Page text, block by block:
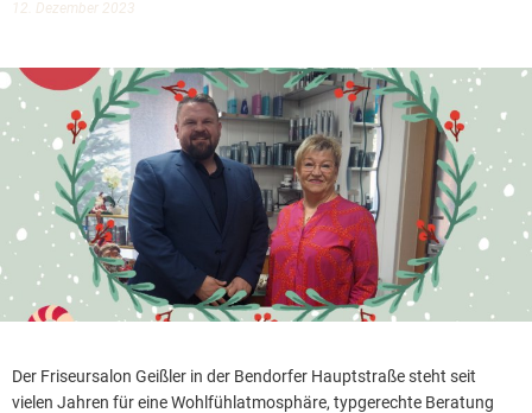
12. Dezember 2023
Der Friseursalon Geißler in der Bendorfer Hauptstraße steht seit
vielen Jahren für eine Wohlfühlatmosphäre, typgerechte Beratung